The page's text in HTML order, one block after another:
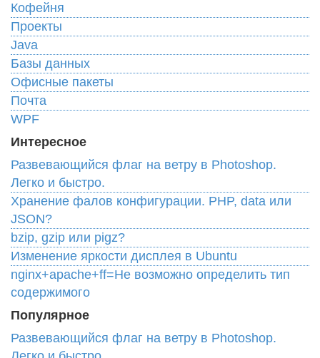
Кофейня
Проекты
Java
Базы данных
Офисные пакеты
Почта
WPF
Интересное
Развевающийся флаг на ветру в Photoshop.
Легко и быстро.
Хранение фалов конфигурации. PHP, data или
JSON?
bzip, gzip или pigz?
Изменение яркости дисплея в Ubuntu
nginx+apache+ff=Не возможно определить тип
содержимого
Популярное
Развевающийся флаг на ветру в Photoshop.